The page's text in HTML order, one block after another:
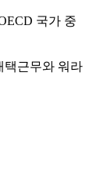
국가 중
택근무와 워라